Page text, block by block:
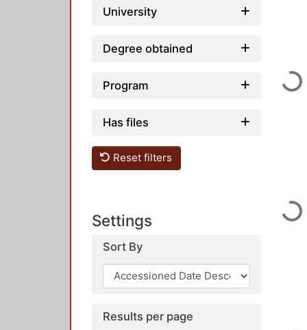
University
Degree obtained
Program
Has files
Reset filters
Settings
Sort By
Results per page
Loading...
Loading...